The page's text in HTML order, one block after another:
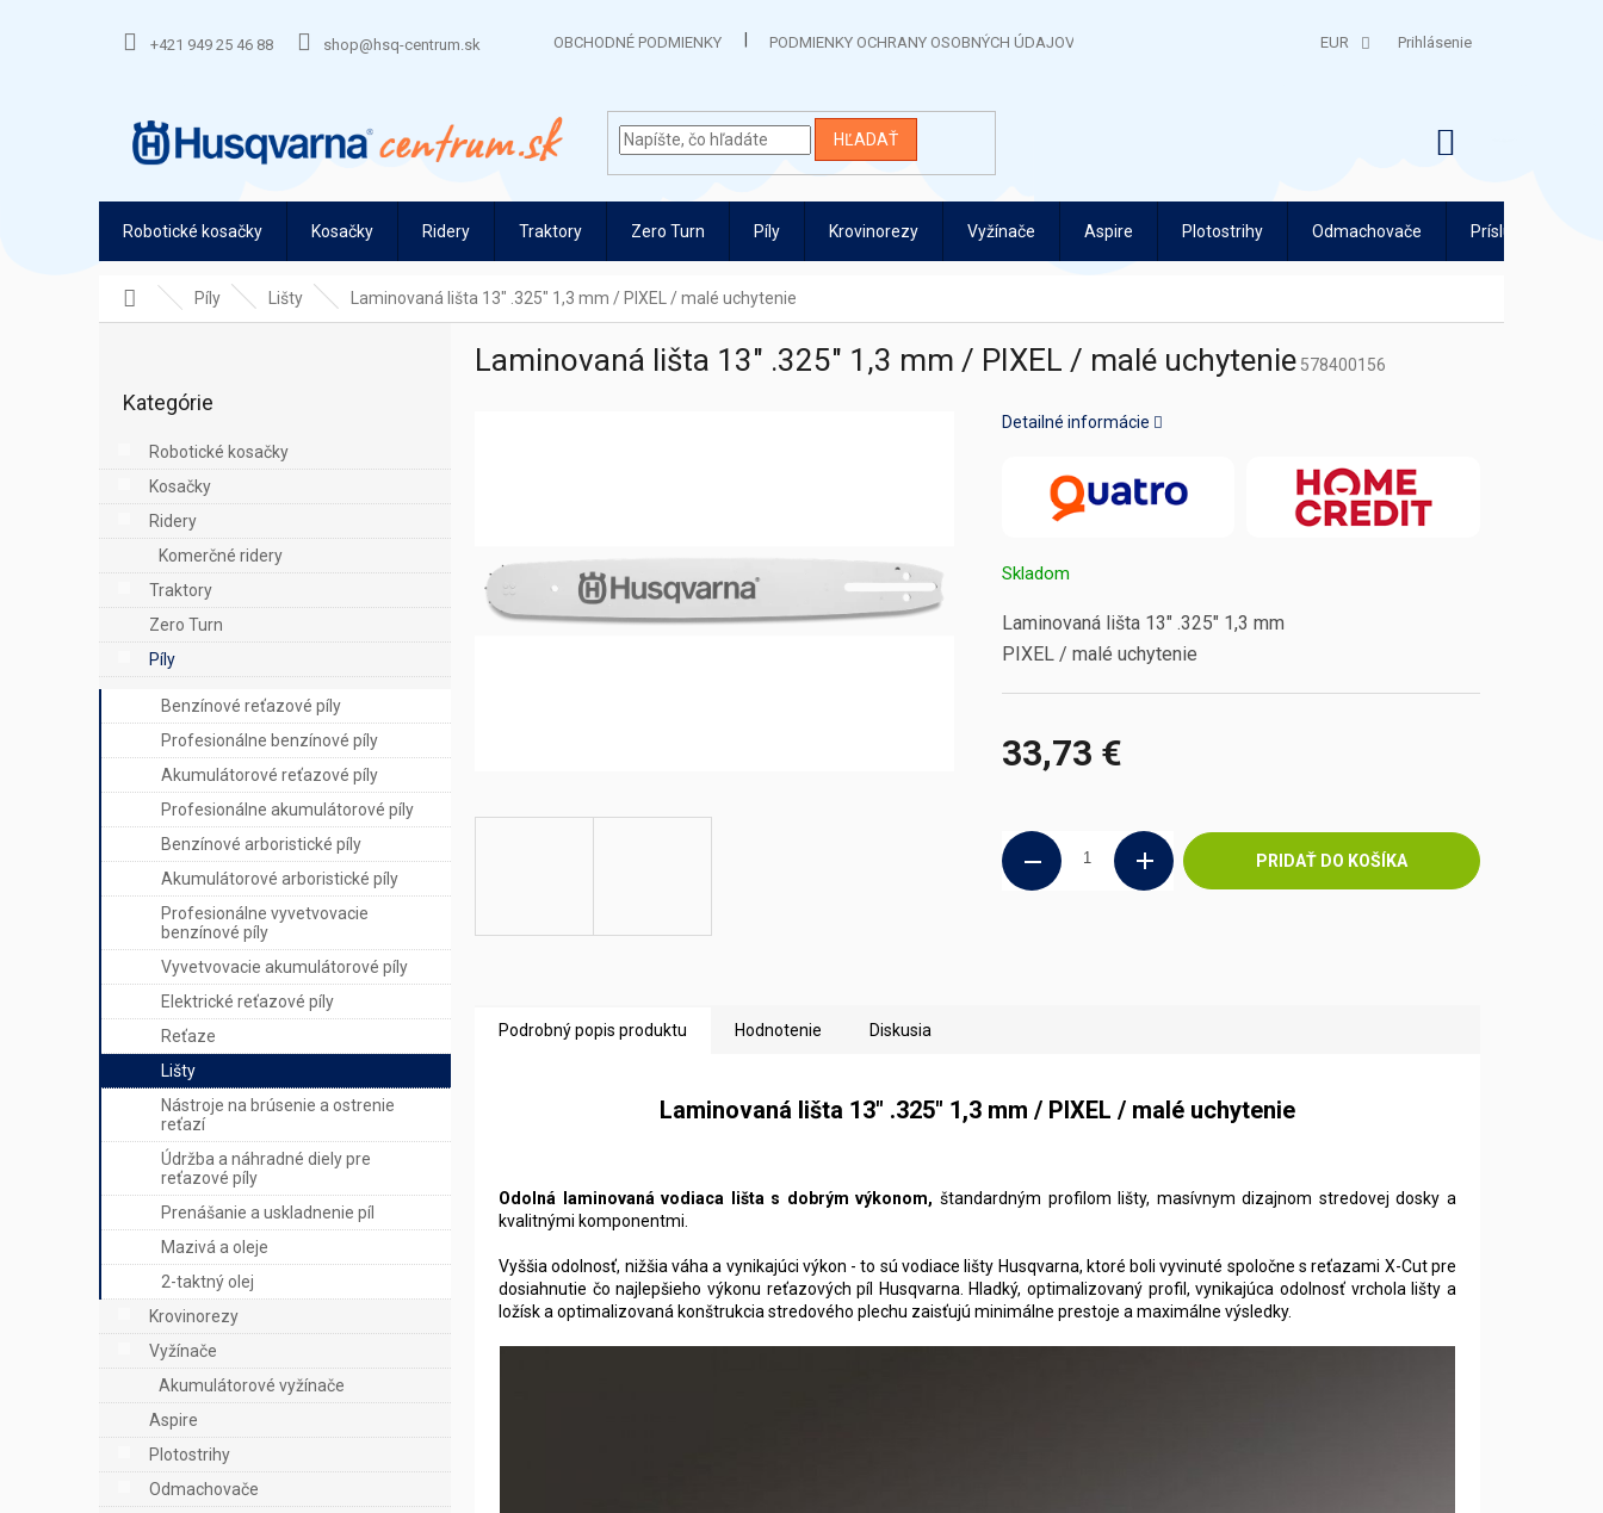
+421 949 25 46 88 shop@hsq-centrum.sk OBCHODNÉ PODMIENKY PODMIENKY OCHRANY OSOBNÝCH ÚDAJOV EUR Prihlásenie
HĽADAŤ
Robotické kosačky Kosačky Ridery Traktory Zero Turn Píly Krovinorezy Vyžínače Aspire Plotostrihy Odmachovače Príslušenstvo
DomovPíly Lišty Laminovaná lišta 13" .325" 1,3 mm / PIXEL / malé uchytenie
p
e
l
kategórie
Kategórie
Robotické kosačky
Kosačky
Ridery
Komerčné ridery
Traktory
Zero Turn
Píly
Benzínové reťazové píly
Profesionálne benzínové píly
Akumulátorové reťazové píly
Profesionálne akumulátorové píly
Benzínové arboristické píly
Akumulátorové arboristické píly
Profesionálne vyvetvovacie
benzínové píly
Vyvetvovacie akumulátorové píly
Elektrické reťazové píly
Reťaze
Lišty
Nástroje na brúsenie a ostrenie
reťazí
Údržba a náhradné diely pre
reťazové píly
Prenášanie a uskladnenie píl
Mazivá a oleje
2-taktný olej
Krovinorezy
Vyžínače
Akumulátorové vyžínače
Aspire
Plotostrihy
Odmachovače
Laminovaná lišta 13" .325" 1,3 mm / PIXEL / malé uchytenie 578400156
33,73 €
Skladom
PRIDAŤ DO KOŠÍKA
Laminovaná lišta 13" .325" 1,3 mm
PIXEL / malé uchytenie
Detailné informácie
Podrobný popis produktu Hodnotenie Diskusia
Laminovaná lišta 13" .325" 1,3 mm / PIXEL / malé uchytenie
Odolná laminovaná vodiaca lišta s dobrým výkonom, štandardným profilom lišty, masívnym dizajnom stredovej dosky a
kvalitnými komponentmi.
Vyššia odolnosť, nižšia váha a vynikajúci výkon - to sú vodiace lišty Husqvarna, ktoré boli vyvinuté spoločne s reťazami X-Cut pre
dosiahnutie čo najlepšieho výkonu reťazových píl Husqvarna. Hladký, optimalizovaný profil, vynikajúca odolnosť vrchola lišty a
ložísk a optimalizovaná konštrukcia stredového plechu zaisťujú minimálne prestoje a maximálne výsledky.